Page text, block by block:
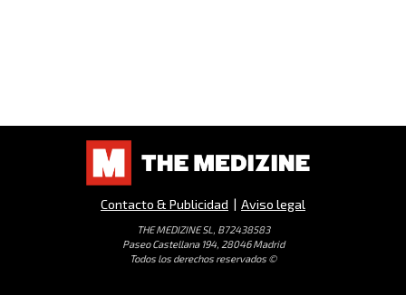
Contacto & Publicidad | Aviso legal
THE MEDIZINE SL, B72438583
Paseo Castellana 194, 28046 Madrid
Todos los derechos reservados ©